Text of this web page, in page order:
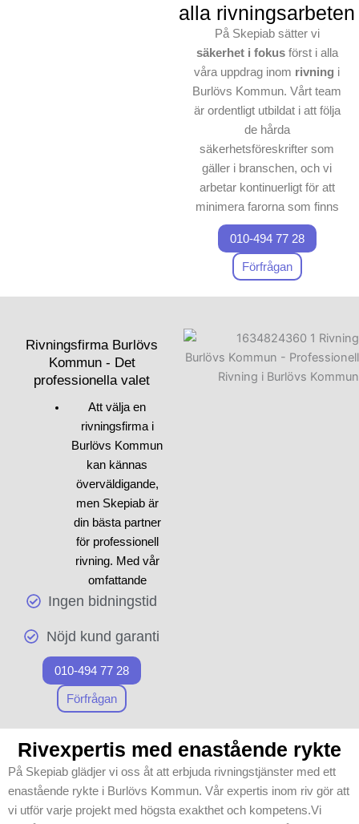
alla rivningsarbeten
På Skepiab sätter vi
säkerhet i fokusförst i alla
våra uppdrag inom rivning i
Burlövs Kommun. Vårt team
är ordentligt utbildat i att följa
de hårda
säkerhetsföreskrifter som
gäller i branschen, och vi
arbetar kontinuerligt för att
minimera farorna som finns
vid varjerivning– och
saneringsprojekt.
Vårt viktigaste mål är att
anställda och för våra
kunder. Genom att tillämpa
de modernaste teknikerna
010-494 77 28
Förfrågan
Rivningsfirma Burlövs
Kommun - Det
professionella valet
Att välja en
rivningsfirma i
Burlövs Kommun
kan kännas
överväldigande,
men Skepiab är
din bästa partner
för professionell
rivning. Med vår
omfattande
rivexpertis
dina projekt utförs
med precision och
effektivitet.
Vår verksamhet i
Burlövs Kommun
leverera
förstklassiga
tjänster, där
säkerhet och
Ingen bidningstid
Nöjd kund garanti
010-494 77 28
Förfrågan
Rivexpertis med enastående rykte
På Skepiab glädjer vi oss åt att erbjuda rivningstjänster med ett
enastående rykte i Burlövs Kommun. Vår expertis inom riv gör att
vi utför varje projekt med högsta exakthet och kompetens.Vi